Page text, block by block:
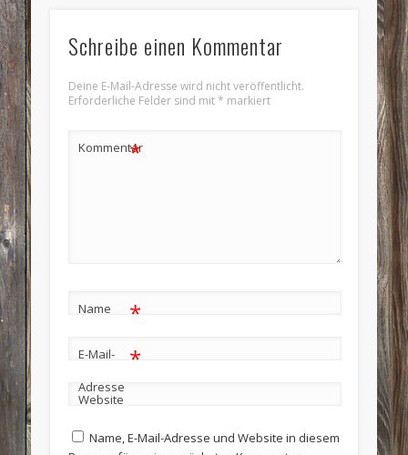
Schreibe einen Kommentar
Deine E-Mail-Adresse wird nicht veröffentlicht.
Erforderliche Felder sind mit* markiert
Kommentar
*
Name *
E-Mail-
Adresse
*
Website
Name, E-Mail-Adresse und Website in diesem